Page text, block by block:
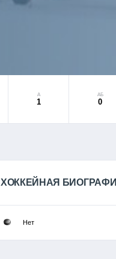
А
1
АБ
0
ХОККЕЙНАЯ
Нет